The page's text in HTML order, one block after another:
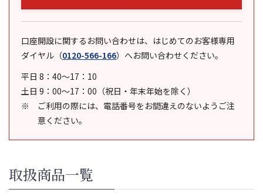
口座開設に関するお問い合わせは、はじめてのお客様専用
ダイヤル （0120-566-166） へお問い合わせください。
平日 8：40～17：10
土日 9：00～17：00（祝日・年末年始を除く）
ご利用の際には、電話番号をお間違えのないようご注
意ください。
取扱商品一覧